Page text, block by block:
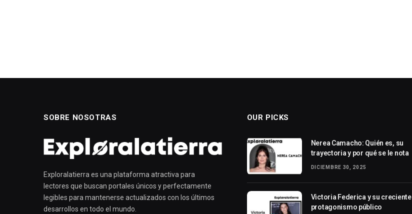
SOBRE NOSOTRAS
Exploralatierra es una plataforma atractiva para
lectores que buscan portales únicos y perfectamente
legibles para mantenerse actualizados con los últimos
desarrollos en todo el mundo.
OUR PICKS
Nerea Camacho: Quién es, su
trayectoria y por qué se le nota
DICIEMBRE 30, 2025
Victoria Federica y su creciente
protagonismo público